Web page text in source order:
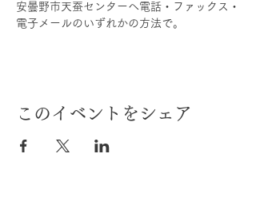
​安曇野市天蚕センターへ電話・ファックス・
電子メールのいずれかの方法で。
このイベントをシェア